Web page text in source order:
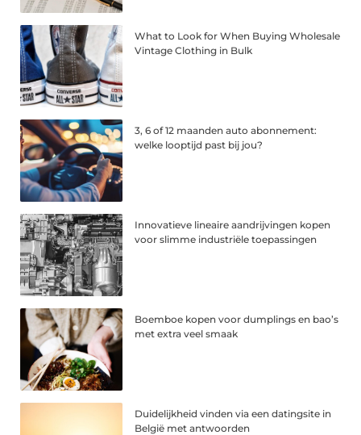
What to Look for When Buying Wholesale
Vintage Clothing in Bulk
3, 6 of 12 maanden auto abonnement:
welke looptijd past bij jou?
Innovatieve lineaire aandrijvingen kopen
voor slimme industriële toepassingen
Boemboe kopen voor dumplings en bao’s
met extra veel smaak
Duidelijkheid vinden via een datingsite in
België met antwoorden